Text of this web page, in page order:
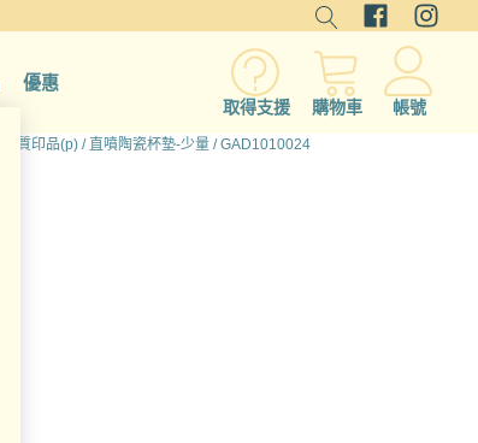
優惠
取得支援 購物車 帳號
硬質印品(p) / 直噴陶瓷杯墊-少量 / GAD1010024